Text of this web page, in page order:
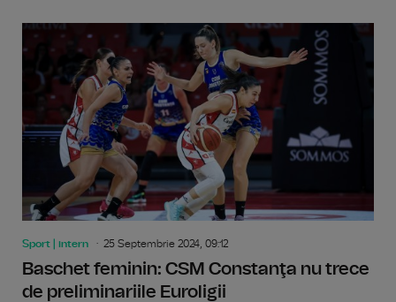
Sport | intern 25 Septembrie 2024, 09:12
Baschet feminin: CSM Constanţa nu trece
de preliminariile Euroligii